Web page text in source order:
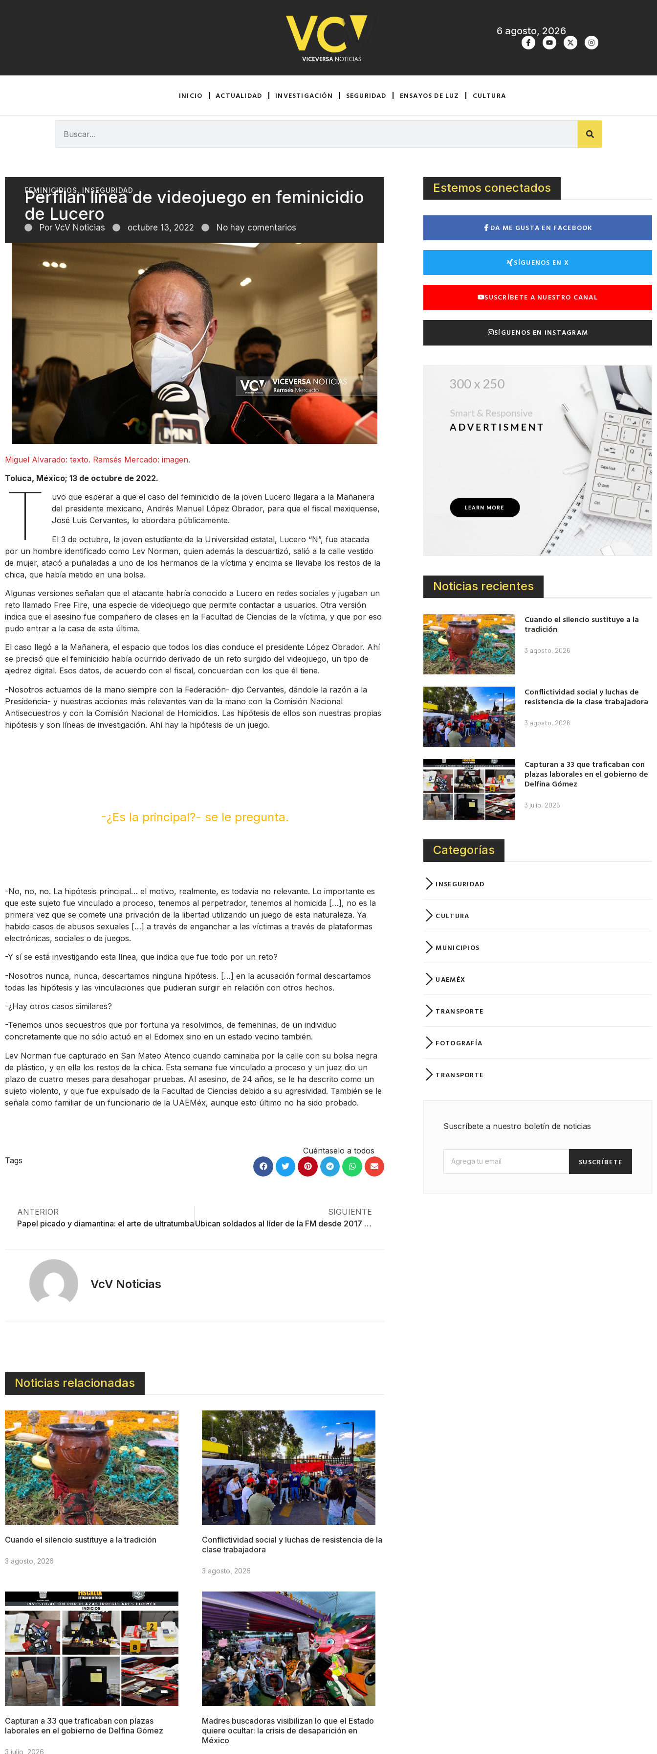
6 agosto, 2026
INICIO ACTUALIDAD INVESTIGACIÓN SEGURIDAD ENSAYOS DE LUZ CULTURA
FEMINICIDIOS INSEGURIDAD
Perfilan línea de videojuego en feminicidio
de Lucero
Por VcV Noticias octubre 13, 2022 No hay comentarios
Miguel Alvarado: texto. Ramsés Mercado: imagen.
Toluca, México; 13 de octubre de 2022.
T
uvo que esperar a que el caso del feminicidio de la joven Lucero llegara a la Mañanera
del presidente mexicano, Andrés Manuel López Obrador, para que el fiscal mexiquense,
José Luis Cervantes, lo abordara públicamente.
El 3 de octubre, la joven estudiante de la Universidad estatal, Lucero “N”, fue atacada
por un hombre identificado como Lev Norman, quien además la descuartizó, salió a la calle vestido
de mujer, atacó a puñaladas a uno de los hermanos de la víctima y encima se llevaba los restos de la
chica, que había metido en una bolsa.
Algunas versiones señalan que el atacante habría conocido a Lucero en redes sociales y jugaban un
reto llamado Free Fire, una especie de videojuego que permite contactar a usuarios. Otra versión
indica que el asesino fue compañero de clases en la Facultad de Ciencias de la víctima, y que por eso
pudo entrar a la casa de esta última.
El caso llegó a la Mañanera, el espacio que todos los días conduce el presidente López Obrador. Ahí
se precisó que el feminicidio había ocurrido derivado de un reto surgido del videojuego, un tipo de
ajedrez digital. Esos datos, de acuerdo con el fiscal, concuerdan con los que él tiene.
-Nosotros actuamos de la mano siempre con la Federación- dijo Cervantes, dándole la razón a la
Presidencia- y nuestras acciones más relevantes van de la mano con la Comisión Nacional
Antisecuestros y con la Comisión Nacional de Homicidios. Las hipótesis de ellos son nuestras propias
hipótesis y son líneas de investigación. Ahí hay la hipótesis de un juego.
-¿Es la principal?- se le pregunta.
-No, no, no. La hipótesis principal… el motivo, realmente, es todavía no relevante. Lo importante es
que este sujeto fue vinculado a proceso, tenemos al perpetrador, tenemos al homicida […], no es la
primera vez que se comete una privación de la libertad utilizando un juego de esta naturaleza. Ya
habido casos de abusos sexuales […] a través de enganchar a las víctimas a través de plataformas
electrónicas, sociales o de juegos.
-Y sí se está investigando esta línea, que indica que fue todo por un reto?
-Nosotros nunca, nunca, descartamos ninguna hipótesis. […] en la acusación formal descartamos
todas las hipótesis y las vinculaciones que pudieran surgir en relación con otros hechos.
-¿Hay otros casos similares?
-Tenemos unos secuestros que por fortuna ya resolvimos, de femeninas, de un individuo
concretamente que no sólo actuó en el Edomex sino en un estado vecino también.
Lev Norman fue capturado en San Mateo Atenco cuando caminaba por la calle con su bolsa negra
de plástico, y en ella los restos de la chica. Esta semana fue vinculado a proceso y un juez dio un
plazo de cuatro meses para desahogar pruebas. Al asesino, de 24 años, se le ha descrito como un
sujeto violento, y que fue expulsado de la Facultad de Ciencias debido a su agresividad. También se le
señala como familiar de un funcionario de la UAEMéx, aunque esto último no ha sido probado.
Tags
Cuéntaselo a todos
ANTERIOR
Papel picado y diamantina: el arte de ultratumba
SIGUIENTE
Ubican soldados al líder de la FM desde 2017 y no lo detienen
VcV Noticias
Noticias relacionadas
Cuando el silencio sustituye a la tradición
3 agosto, 2026
Conflictividad social y luchas de resistencia de la
clase trabajadora
3 agosto, 2026
Capturan a 33 que traficaban con plazas
laborales en el gobierno de Delfina Gómez
3 julio, 2026
Madres buscadoras visibilizan lo que el Estado
quiere ocultar: la crisis de desaparición en
México
Estemos conectados
DA ME GUSTA EN FACEBOOK
SÍGUENOS EN X
SUSCRÍBETE A NUESTRO CANAL
SÍGUENOS EN INSTAGRAM
Noticias recientes
Cuando el silencio sustituye a la
tradición
3 agosto, 2026
Conflictividad social y luchas de
resistencia de la clase trabajadora
3 agosto, 2026
Capturan a 33 que traficaban con
plazas laborales en el gobierno de
Delfina Gómez
3 julio, 2026
Categorías
INSEGURIDAD
CULTURA
MUNICIPIOS
UAEMÉX
TRANSPORTE
FOTOGRAFÍA
TRANSPORTE
Suscríbete a nuestro boletín de noticias
SUSCRÍBETE